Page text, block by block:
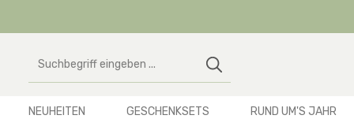
NEUHEITEN GESCHENKSETS RUND UM'S JAHR